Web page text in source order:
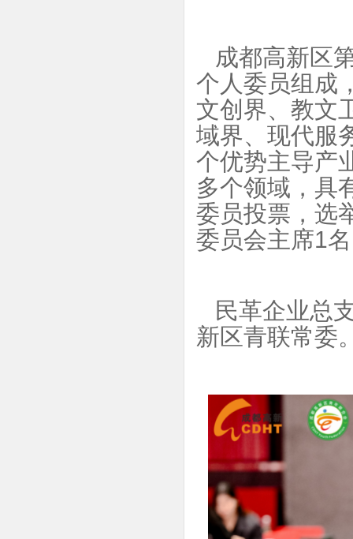
成都高新区
个人委员组成
文创界、教文
域界、现代服
个优势主导产
多个领域，具
委员投票，选
委员会主席1
民革企业总
新区青联常委